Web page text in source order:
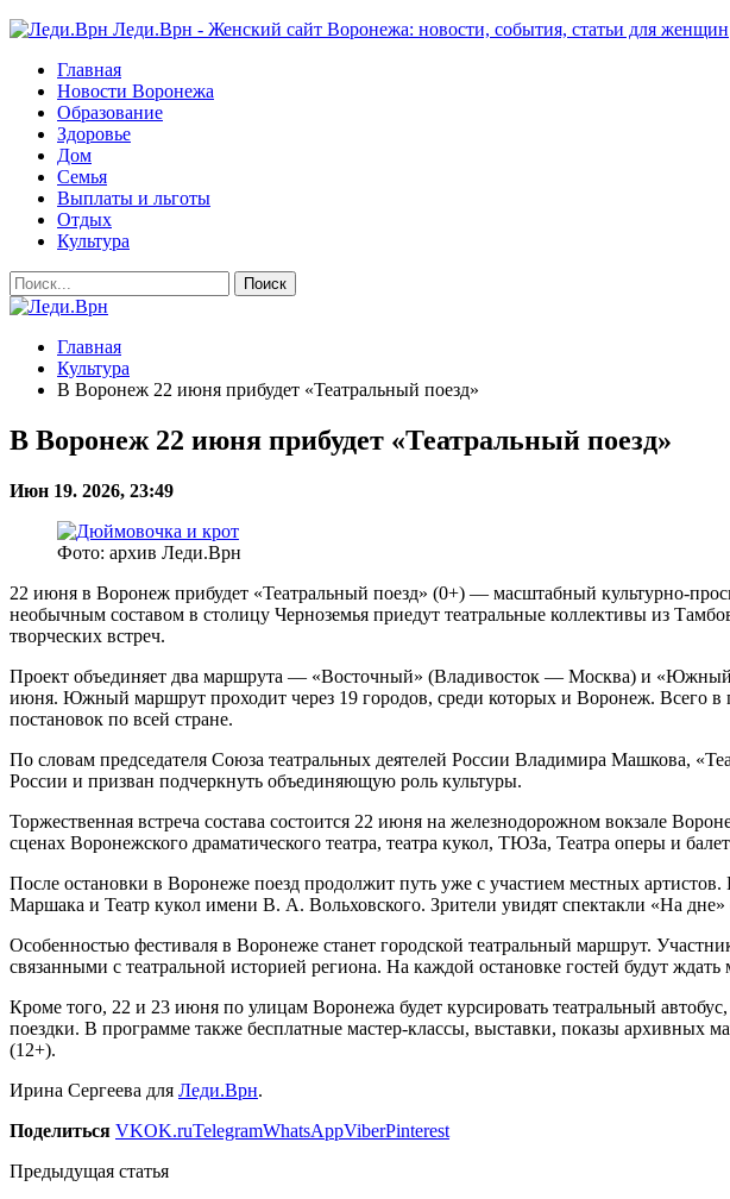
Леди.Врн - Женский сайт Воронежа: новости, события, статьи для женщин
Главная
Новости Воронежа
Образование
Здоровье
Дом
Семья
Выплаты и льготы
Отдых
Культура
Главная
Культура
В Воронеж 22 июня прибудет «Театральный поезд»
В Воронеж 22 июня прибудет «Театральный поезд»
Июн 19. 2026, 23:49
Фото: архив Леди.Врн
22 июня в Воронеж прибудет «Театральный поезд» (0+) — масштабный культурно-
необычным составом в столицу Черноземья приедут театральные коллективы из
творческих встреч.
Проект объединяет два маршрута — «Восточный» (Владивосток — Москва) и
июня. Южный маршрут проходит через 19 городов, среди которых и Воронеж. Всего в
постановок по всей стране.
По словам председателя Союза театральных деятелей России Владимира Машкова,
России и призван подчеркнуть объединяющую роль культуры.
Торжественная встреча состава состоится 22 июня на железнодорожном вокзале
сценах Воронежского драматического театра, театра кукол, ТЮЗа, Театра оперы и
После остановки в Воронеже поезд продолжит путь уже с участием местных
Маршака и Театр кукол имени В. А. Вольховского. Зрители увидят спектакли «На
Особенностью фестиваля в Воронеже станет городской театральный маршрут.
связанными с театральной историей региона. На каждой остановке гостей будут
Кроме того, 22 и 23 июня по улицам Воронежа будет курсировать театральный
поездки. В программе также бесплатные мастер-классы, выставки, показы архивных
(12+).
Ирина Сергеева для Леди.Врн.
Поделиться VKOK.ruTelegramWhatsAppViberPinterest
Предыдущая статья